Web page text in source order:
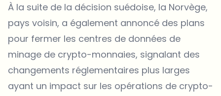
À la suite de la décision suédoise, la Norvège,
pays voisin, a également annoncé des plans
pour fermer les centres de données de
minage de crypto-monnaies, signalant des
changements réglementaires plus larges
ayant un impact sur les opérations de crypto-